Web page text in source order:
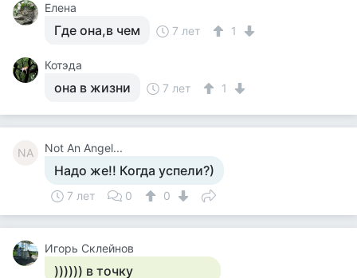
Елена
Где она,в чем 7 лет 1
Котэда
она в жизни 7 лет 1
NA Not An Angel...
Надо же!! Когда успели?)
7 лет 0 0
Игорь Склейнов
)))))) в точку